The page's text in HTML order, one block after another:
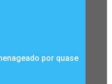
por quase